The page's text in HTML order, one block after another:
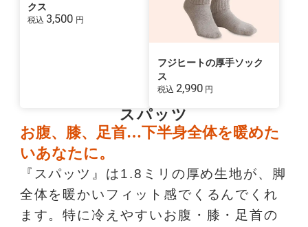
クス
税込 3,500 円
フジヒートの厚手ソック
ス
税込 2,990 円
スパッツ
お腹、膝、足首…下半身全体を暖めた
いあなたに。
『スパッツ』は1.8ミリの厚め生地が、脚
全体を暖かいフィット感でくるんでくれ
ます。特に冷えやすいお腹・膝・足首の